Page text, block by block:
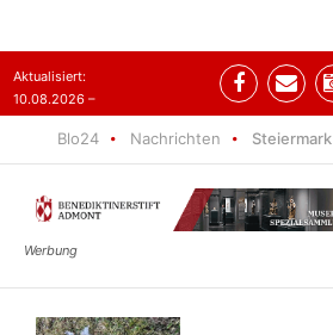
Aktualisiert:
10.08.2026 –
Blo24 Nachrichten Steiermark